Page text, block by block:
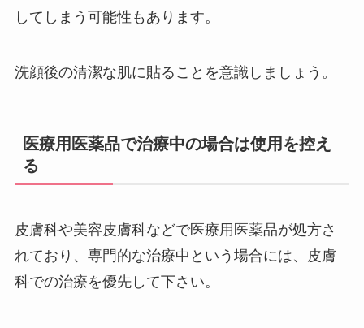
してしまう可能性もあります。
洗顔後の清潔な肌に貼ることを意識しましょう。
医療用医薬品で治療中の場合は使用を控え
る
皮膚科や美容皮膚科などで医療用医薬品が処方さ
れており、専門的な治療中という場合には、皮膚
科での治療を優先して下さい。